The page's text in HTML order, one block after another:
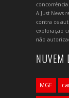
A Just News
contra os
exploração
não
NUVEM
MGF